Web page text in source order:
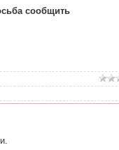
сообщить